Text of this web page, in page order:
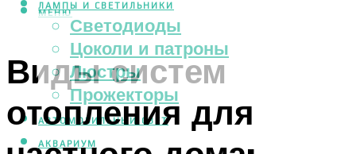
ЛАМПЫ И СВЕТИЛЬНИКИ
Светодиоды
Цоколи и патроны
Люстры
Прожекторы
АВТОМОБИЛЬНЫЙ СВЕТ
АКВАРИУМ
МЕНЮ
Виды систем
отопления для